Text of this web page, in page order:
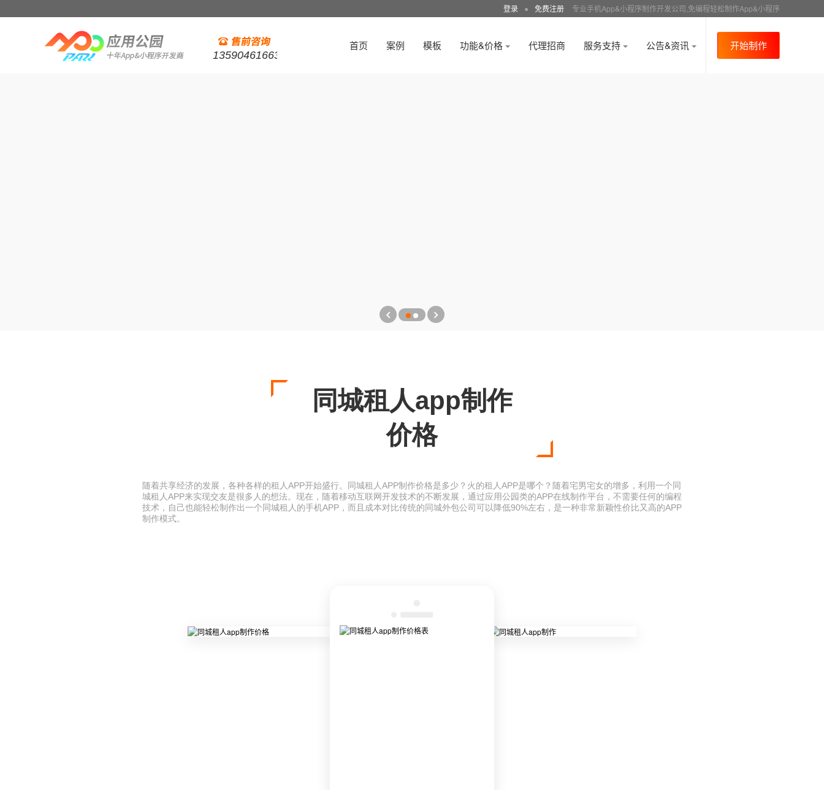
登录 ● 免费注册 专业手机App&小程序制作开发公司,免编程轻松制作App&小程序
13590461663
首页 案例 模板 功能&价格 代理招商 服务支持 公告&资讯 开始制作
同城租人app制作
价格
随着共享经济的发展，各种各样的租人APP开始盛行。同城租人APP制作价格是多少？火的租人APP是哪个？随着宅男宅女的增多，利用一个同
城租人APP来实现交友是很多人的想法。现在，随着移动互联网开发技术的不断发展，通过应用公园类的APP在线制作平台，不需要任何的编程
技术，自己也能轻松制作出一个同城租人的手机APP，而且成本对比传统的同城外包公司可以降低90%左右，是一种非常新颖性价比又高的APP
制作模式。